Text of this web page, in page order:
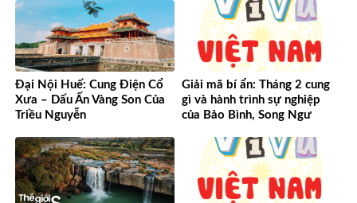
Đại Nội Huế: Cung Điện Cổ
Xưa – Dấu Ấn Vàng Son Của
Triều Nguyễn
Giải mã bí ẩn: Tháng 2 cung
gì và hành trình sự nghiệp
của Bảo Bình, Song Ngư